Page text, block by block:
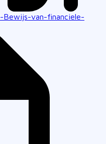
van-financiele-